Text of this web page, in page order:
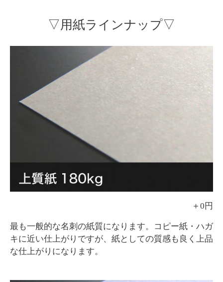
▽用紙ラインナップ▽
＋0円
最も一般的な名刺の紙質になります。コピー紙・ハガ
キに近い仕上がりですが、紙としての質感も良く上品
な仕上がりになります。